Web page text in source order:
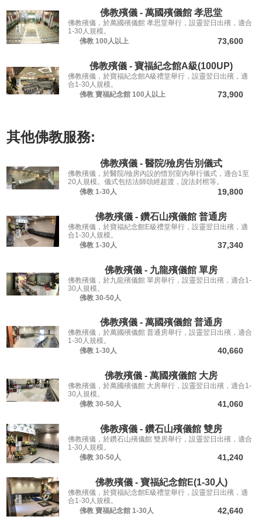
佛教殯儀 - 萬國殯儀館 孝思堂
佛教殯儀，於萬國殯儀館 孝思堂舉行，設靈翌日出殯，適合
1-30人規模。
佛教 100人以上 73,600
佛教殯儀 - 寶福紀念館A級(100UP)
佛教殯儀，於寶福紀念館A級禮堂舉行，設靈翌日出殯，適
合1-30人規模。
佛教 寶福紀念館 100人以上 73,900
其他佛教服務:
佛教殯儀 - 醫院/殮房告別儀式
佛教殯儀，於醫院/殮房內設的惜別室內舉行儀式，適合1至
20人規模。儀式包括法師頌經超渡，說法封棺等。
佛教 1-30人 19,800
佛教殯儀 - 鑽石山殯儀館 普通房
佛教殯儀，於寶福紀念館E級禮堂舉行，設靈翌日出殯，適
合1-30人規模。
佛教 1-30人 37,340
佛教殯儀 - 九龍殯儀館 單房
佛教殯儀，於九龍殯儀館 單房舉行，設靈翌日出殯，適合1-
30人規模。
佛教 30-50人
佛教殯儀 - 萬國殯儀館 普通房
佛教殯儀，於萬國殯儀館 普通房舉行，設靈翌日出殯，適合
1-30人規模。
佛教 1-30人 40,660
佛教殯儀 - 萬國殯儀館 大房
佛教殯儀，於萬國殯儀館 大房舉行，設靈翌日出殯，適合1-
30人規模。
佛教 30-50人 41,060
佛教殯儀 - 鑽石山殯儀館 雙房
佛教殯儀，於鑽石山殯儀館 雙房舉行，設靈翌日出殯，適合
1-30人規模。
佛教 30-50人 41,240
佛教殯儀 - 寶福紀念館E(1-30人)
佛教殯儀，於寶福紀念館E級禮堂舉行，設靈翌日出殯，適
合1-30人規模。
佛教 寶福紀念館 1-30人 42,640